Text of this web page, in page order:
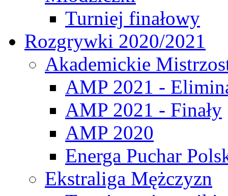
Turniej finałowy
Rozgrywki 2020/2021
Akademickie
AMP 2021 -
AMP 2021 - Finały
AMP 2020
Energa Puchar
Ekstraliga Mężczyzn